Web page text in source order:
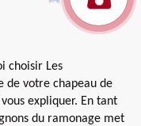
choisir Les
de votre chapeau de
expliquer. En tant
du ramonage met